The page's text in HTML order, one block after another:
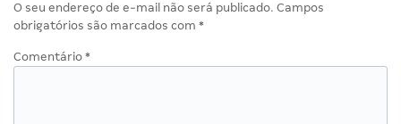
O seu endereço de e-mail não será publicado. Campos
obrigatórios são marcados com *
Comentário *